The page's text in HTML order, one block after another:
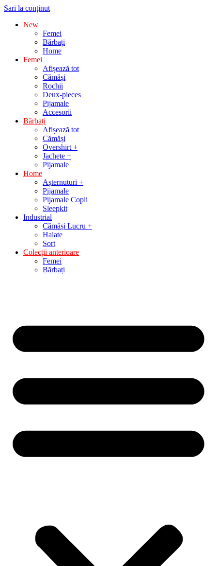
Sari la conținut
New
Femei
Bărbați
Home
Femei
Afișează tot
Cămăși
Rochii
Deux-pieces
Pijamale
Accesorii
Bărbați
Afișează tot
Cămăși
Overshirt +
Jachete +
Pijamale
Home
Așternuturi +
Pijamale
Pijamale Copii
Sleepkit
Industrial
Cămăși Lucru +
Halate
Sort
Colecții anterioare
Femei
Bărbați